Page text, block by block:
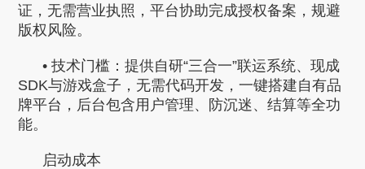
证，无需营业执照，平台协助完成授权备案，规避
版权风险。
• 技术门槛：提供自研“三合一”联运系统、现成
SDK与游戏盒子，无需代码开发，一键搭建自有品
牌平台，后台包含用户管理、防沉迷、结算等全功
能。
启动成本